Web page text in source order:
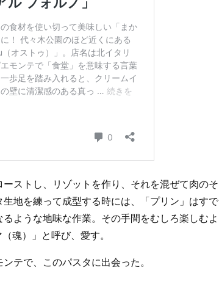
ストし、リゾットを作り、それを混ぜて肉のそ
地を練って成型する時には、「プリン」はすで
ような地味な作業。その手間をむしろ楽しむよ
魂）」と呼び、愛す。
テで、このパスタに出会った。